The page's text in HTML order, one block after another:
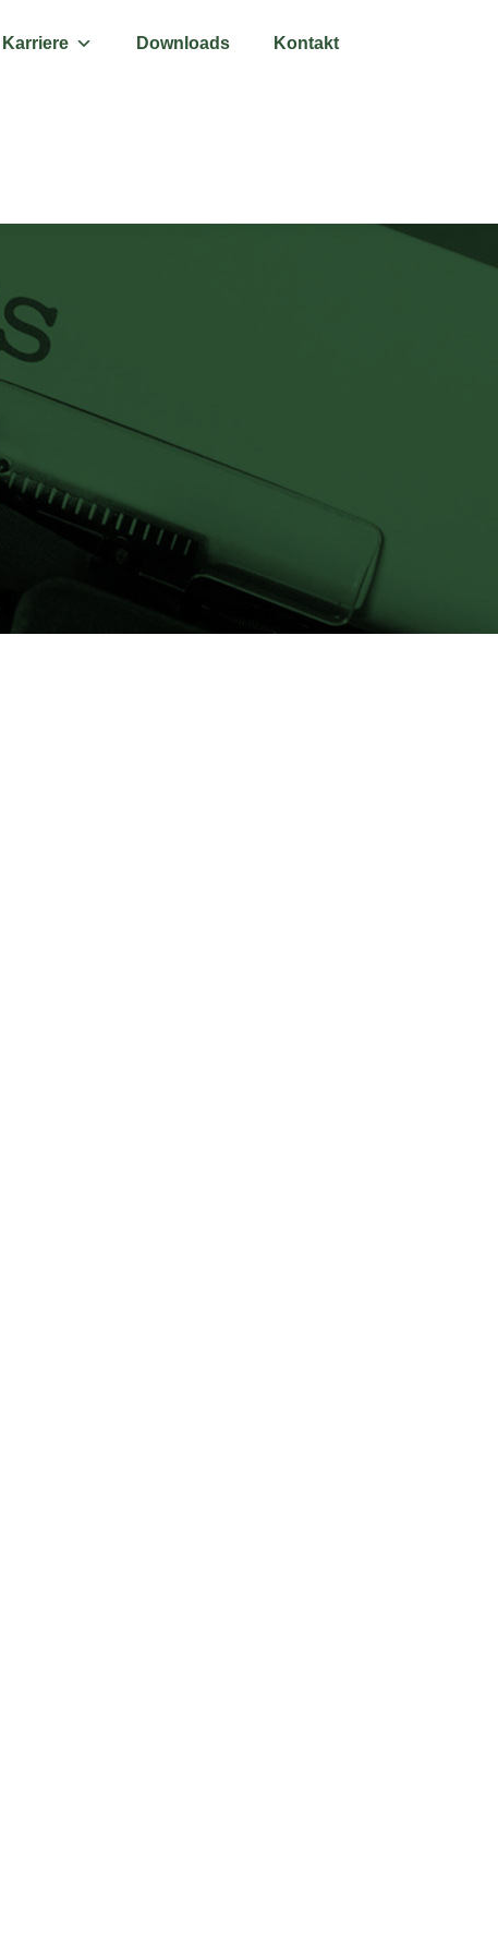
Karriere Downloads Kontakt